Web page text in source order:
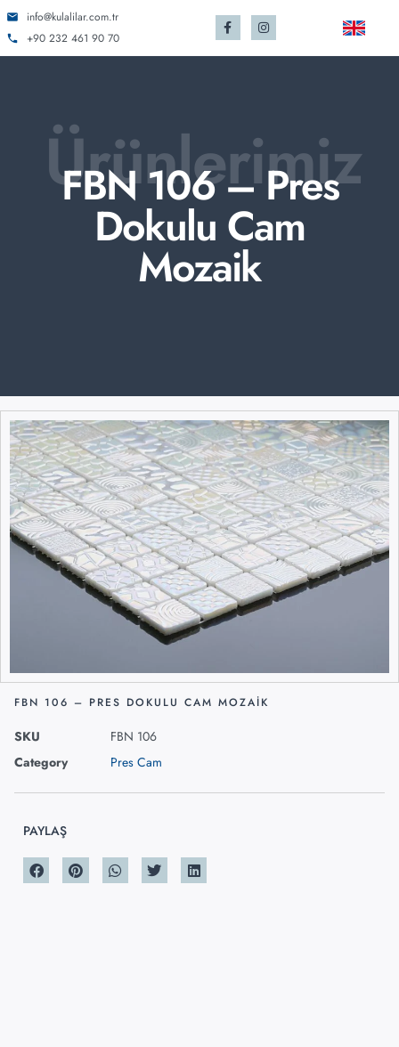
info@kulalilar.com.tr
+90 232 461 90 70
Ürünlerimiz
FBN 106 – Pres
Dokulu Cam
Mozaik
FBN 106 – PRES DOKULU CAM MOZAIK
SKU
FBN 106
Category
Pres Cam
PAYLAŞ